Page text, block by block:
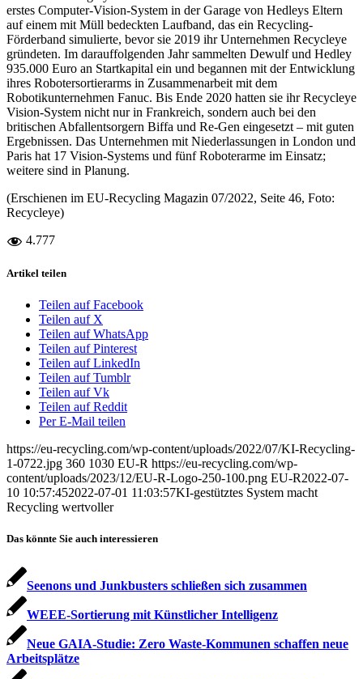
erstes Computer-Vision-System in der Garage von Hedleys Eltern
auf einem mit Müll bedeckten Laufband, das ein Recycling-
Förderband simulierte, bevor sie 2019 ihr Unternehmen Re­cycleye
gründeten. Im darauffolgenden Jahr sammelten Dewulf und Hedley
935.000 Euro an Startkapital ein und begannen mit der Entwicklung
ihres Robotersortierarms in Zusammenarbeit mit dem
Robotikunternehmen Fanuc. Bis Ende 2020 hatten sie ihr Recycleye
Vision-System nicht nur in Frankreich, sondern auch bei den
britischen Abfallentsorgern Biffa und Re-Gen eingesetzt – mit guten
Ergebnissen. Das Unternehmen mit Niederlassungen in London und
Paris hat 17 Vision-Systems und fünf Roboterarme im Einsatz;
weitere sind in Planung.
(Erschienen im EU-Recycling Magazin 07/2022, Seite 46, Foto:
Recycleye)
4.777
Artikel teilen
Teilen auf Facebook
Teilen auf X
Teilen auf WhatsApp
Teilen auf Pinterest
Teilen auf LinkedIn
Teilen auf Tumblr
Teilen auf Vk
Teilen auf Reddit
Per E-Mail teilen
https://eu-recycling.com/wp-content/uploads/2022/07/KI-Recycling-
1-0722.jpg 360 1030 EU-R https://eu-recycling.com/wp-
content/uploads/2023/12/EU-R-Logo-250-100.png EU-R2022-07-
10 10:57:452022-07-01 11:03:57KI-gestütztes System macht
Recycling wertvoller
Das könnte Sie auch interessieren
Seenons und Junkbusters schließen sich zusammen
WEEE-Sortierung mit Künstlicher Intelligenz
Neue GAIA-Studie: Zero Waste-Kommunen schaffen neue
Arbeitsplätze